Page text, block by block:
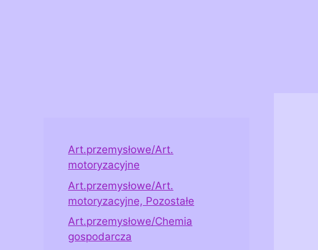
Art.przemysłowe/Art.
motoryzacyjne
Art.przemysłowe/Art.
motoryzacyjne, Pozostałe
Art.przemysłowe/Chemia
gospodarcza